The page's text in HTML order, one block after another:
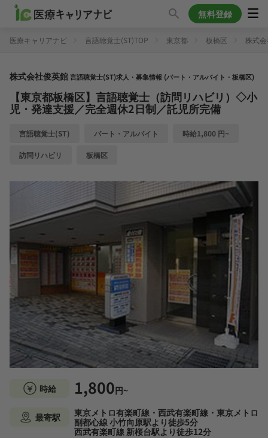
無料登録
医療キャリアナビ 言語聴覚士(ST)TOP 東京都 板橋区 株式
株式会社俊英館言語聴覚士(ST)求人・募集情報 (パート・アルバイト・板橋区)
【東京都板橋区】言語聴覚士（訪問リハビリ）◇小
児・発達支援／完全週休2日制／託児所完備
言語聴覚士(ST) パート・アルバイト 時給1,800 円~
訪問リハビリ 板橋区
時給 1,800円~
最寄駅
東京メトロ有楽町線・西武有楽町線・東京メトロ
副都心線 小竹向原駅より徒歩5分
西武有楽町線 新桜台駅より徒歩12分